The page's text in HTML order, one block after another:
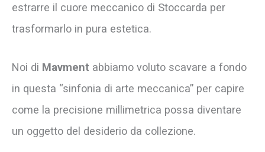
estrarre il cuore meccanico di Stoccarda per
trasformarlo in pura estetica.
Noi di Mavment abbiamo voluto scavare a fondo
in questa “sinfonia di arte meccanica” per capire
come la precisione millimetrica possa diventare
un oggetto del desiderio da collezione.